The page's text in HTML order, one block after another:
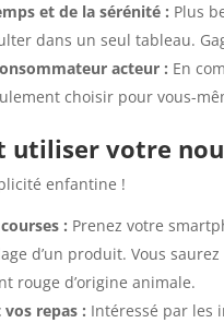
et de la sérénité : Plus
dans un seul tableau.
acteur : En
choisir pour vous-
utiliser votre
enfantine !
: Prenez votre
d’un produit. Vous
rouge d’origine animale.
repas : Intéressé par les